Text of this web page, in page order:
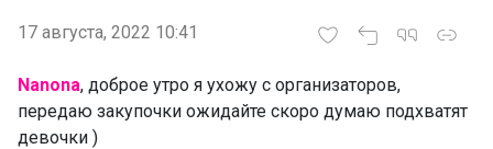
17 августа, 2022 10:41
Nanona, доброе утро я ухожу с организаторов,
передаю закупочки ожидайте скоро думаю подхватят
девочки )